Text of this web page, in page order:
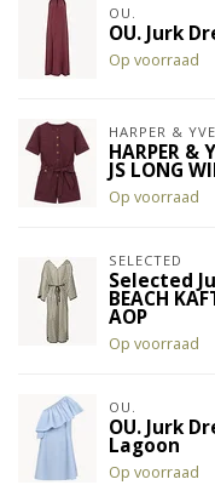
OU.
OU. Jurk
Op voorraad
HARPER & YVE
HARPER &
JS LONG
Op voorraad
SELECTED
Selected
BEACH
AOP
Op voorraad
OU.
OU. Jurk
Lagoon
Op voorraad